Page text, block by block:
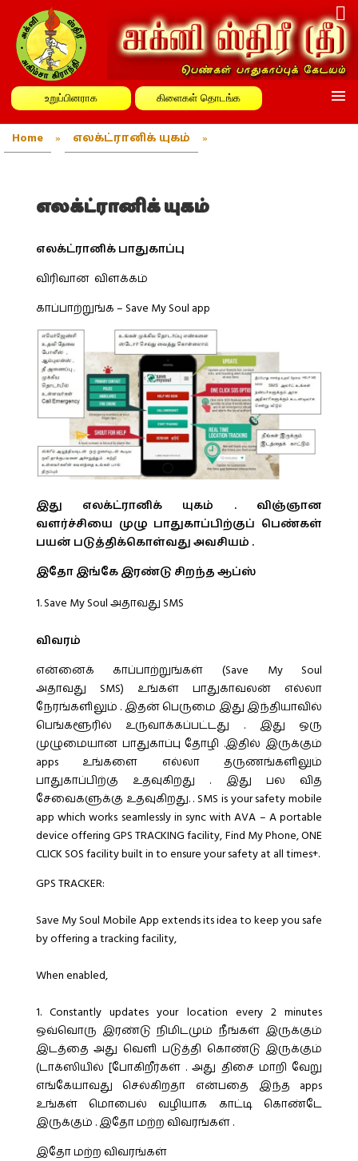
உறுப்பினராக கிளைகள் தொடங்க
Home » எலக்ட்ரானிக் யுகம் »
எலக்ட்ரானிக் யுகம்
எலக்ட்ரானிக் பாதுகாப்பு
விரிவான விளக்கம்
காப்பாற்றுங்க – Save My Soul app
இது எலக்ட்ரானிக் யுகம் . விஞ்ஞான
வளர்ச்சியை முழு பாதுகாப்பிற்குப் பெண்கள்
பயன் படுத்திக்கொள்வது அவசியம் .
இதோ இங்கே இரண்டு சிறந்த ஆப்ஸ்
Save My Soul அதாவது SMS
விவரம்
என்னைக் காப்பாற்றுங்கள் (Save My Soul
அதாவது SMS) உங்கள் பாதுகாவலன் எல்லா
நேரங்களிலும் . இதன் பெருமை இது இந்தியாவில்
பெங்களூரில் உருவாக்கப்பட்டது . இது ஒரு
முழுமையான பாதுகாப்பு தோழி .இதில் இருக்கும்
apps உங்களை எல்லா தருணங்களிலும்
பாதுகாப்பிற்கு உதவுகிறது . இது பல வித
சேவைகளுக்கு உதவுகிறது. . SMS is your safety mobile
app which works seamlessly in sync with AVA – A portable
device offering GPS TRACKING facility, Find My Phone, ONE
CLICK SOS facility built in to ensure your safety at all times+.
GPS TRACKER:
Save My Soul Mobile App extends its idea to keep you safe
by offering a tracking facility,
When enabled,
1. Constantly updates your location every 2 minutes
ஒவ்வொரு இரண்டு நிமிடமும் நீங்கள் இருக்கும்
இடத்தை அது வெளி படுத்தி கொண்டு இருக்கும்
(டாக்ஸியில் [போகிறீர்கள் . அது திசை மாறி வேறு
எங்கேயாவது செல்கிறதா என்பதை இந்த apps
உங்கள் மொபைல் வழியாக காட்டி கொண்டே
இருக்கும் . இதோ மற்ற விவரங்கள் .
இதோ மற்ற விவரங்கள்